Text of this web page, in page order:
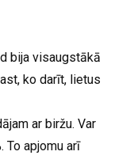
bija visaugstākā
ko darīt, lietus
ar biržu. Var
To apjomu arī